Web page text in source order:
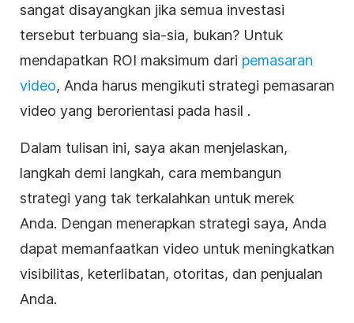
sangat disayangkan jika semua investasi
tersebut terbuang sia-sia, bukan? Untuk
mendapatkan ROI maksimum dari pemasaran
video, Anda harus mengikuti strategi pemasaran
video yang berorientasi pada hasil .
Dalam tulisan ini, saya akan menjelaskan,
langkah demi langkah, cara membangun
strategi yang tak terkalahkan untuk merek
Anda. Dengan menerapkan strategi saya, Anda
dapat memanfaatkan video untuk meningkatkan
visibilitas, keterlibatan, otoritas, dan penjualan
Anda.